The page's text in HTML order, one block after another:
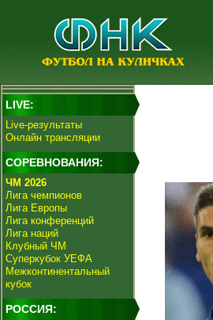
LIVE:
Live-результаты
Онлайн трансляции
СОРЕВНОВАНИЯ:
ЧМ 2026
Лига чемпионов
Лига Европы
Лига конференций
Лига наций
Клубный ЧМ
Суперкубок УЕФА
Межконтинентальный
кубок
РОССИЯ: